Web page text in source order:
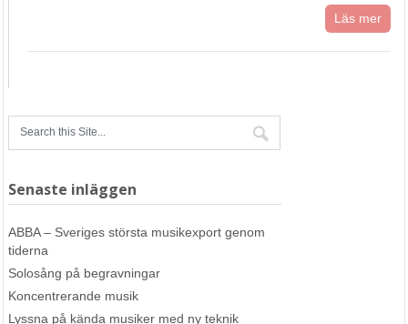
Läs mer
Senaste inläggen
ABBA – Sveriges största musikexport genom
tiderna
Solosång på begravningar
Koncentrerande musik
Lyssna på kända musiker med ny teknik